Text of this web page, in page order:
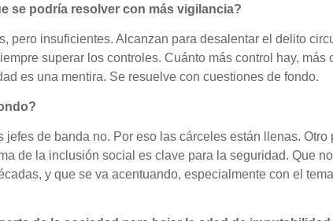
se podría resolver con más vigilancia?
pero insuficientes. Alcanzan para desalentar el delito
superar los controles. Cuánto más control hay,
es una mentira. Se resuelve con cuestiones de fondo.
de banda no. Por eso las cárceles están llenas.
de la inclusión social es clave para la seguridad. Que
y que se va acentuando, especialmente con el